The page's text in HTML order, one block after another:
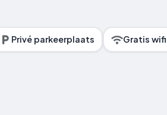
Privé parkeerplaats Gratis wifi